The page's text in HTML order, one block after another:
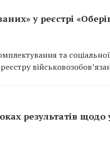
у реєстрі
та
результатів щодо